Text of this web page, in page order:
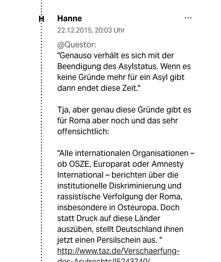
H Hanne
22.12.2015, 20:03 Uhr
@Questor:
"Genauso verhält es sich mit der
Beendigung des Asylstatus. Wenn es
keine Gründe mehr für ein Asyl gibt
dann endet diese Zeit."
Tja, aber genau diese Gründe gibt es
für Roma aber noch und das sehr
offensichtlich:
"Alle internationalen Organisationen –
ob OSZE, Europarat oder Amnesty
International – berichten über die
institutionelle Diskriminierung und
rassistische Verfolgung der Roma,
insbesondere in Osteuropa. Doch
statt Druck auf diese Länder
auszüben, stellt Deutschland ihnen
jetzt einen Persilschein aus. "
http://www.taz.de/Verschaerfung-